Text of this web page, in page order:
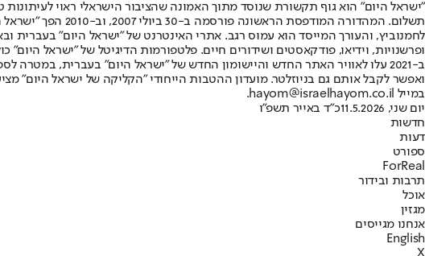
"ישראל היום" הוא גוף תקשורת שנוסד מתוך האמונה שהציבור הישראלי ראוי לעיתונות
תשלום. המהדורה
ופרשנויות, וידיאו, פודקאסטים ושידורים חיים. פלטפורמות הדיגיטל של "ישראל היום"
ב-2021 עלו לאוויר האתר החדש והיישומון החדש של "ישראל היום" בעברית,
ואפשר לקבל אותם גם בניוזלטר. מועדון ההטבות הייחודי "הקליקה של ישראל היום"
במייל hayom@israelhayom.co.il.
יום שני, 11.5.2026
כ"ד באייר תשפ"ו
חדשות
דעות
ספורט
ForReal
תרבות ובידור
אוכל
מגזין
אנחנו מגייסים
English